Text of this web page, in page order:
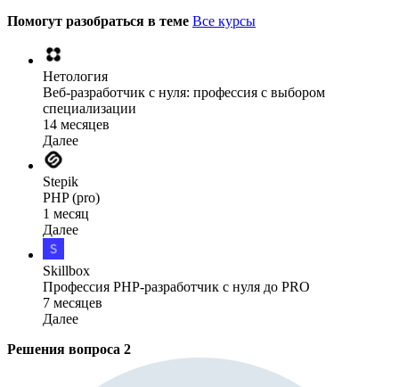
Помогут разобраться в теме Все курсы
Нетология
Веб-разработчик с нуля: профессия с выбором
специализации
14 месяцев
Далее
Stepik
PHP (pro)
1 месяц
Далее
Skillbox
Профессия PHP-разработчик с нуля до PRO
7 месяцев
Далее
Решения вопроса 2